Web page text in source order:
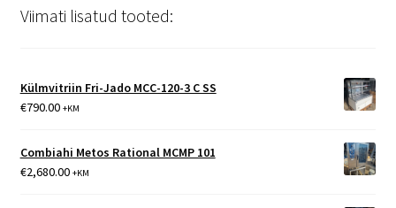
Viimati lisatud tooted:
Külmvitriin Fri-Jado MCC-120-3 C SS
€790.00 +KM
Combiahi Metos Rational MCMP 101
€2,680.00 +KM